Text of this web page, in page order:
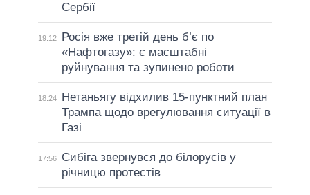
Сербії
19:12
Росія вже третій день б’є по
«Нафтогазу»: є масштабні
руйнування та зупинено роботи
18:24
Нетаньягу відхилив 15-пунктний план
Трампа щодо врегулювання ситуації в
Газі
17:56
Сибіга звернувся до білорусів у
річницю протестів